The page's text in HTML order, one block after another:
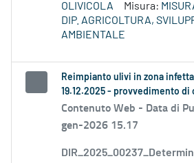
OLIVICOLA
Misura:
DIP. AGRICOLTURA,
AMBIENTALE
Reimpianto ulivi in zona
19.12.2025 - provvedimento di
Contenuto Web - Data di
gen-2026 15.17